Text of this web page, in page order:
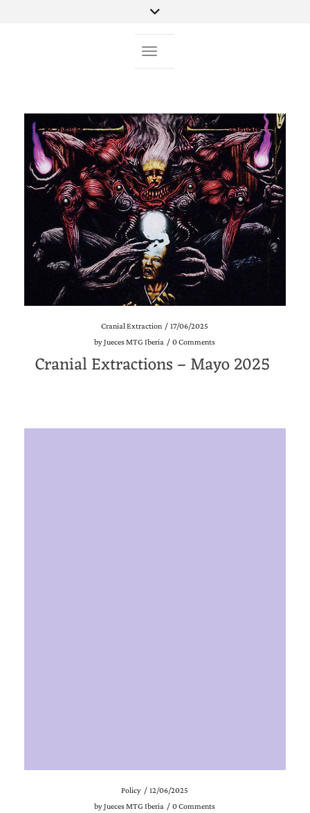
Toggle Navigation
Cranial Extraction / 17/06/2025
byJueces MTG Iberia / 0 Comments
Cranial Extractions – Mayo 2025
Policy / 12/06/2025
byJueces MTG Iberia / 0 Comments